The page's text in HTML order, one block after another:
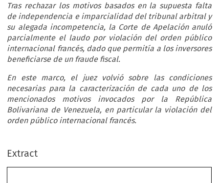
Tras rechazar los motivos basados en la supuesta falta
de independencia e imparcialidad del tribunal arbitral y
su alegada incompetencia, la Corte de Apelación anuló
parcialmente el laudo por violación del orden público
internacional francés, dado que permitía a los inversores
beneficiarse de un fraude fiscal.
En este marco, el juez volvió sobre las condiciones
necesarias para la caracterización de cada uno de los
mencionados motivos invocados por la República
Bolivariana de Venezuela, en particular la violación del
orden público internacional francés.
Extract